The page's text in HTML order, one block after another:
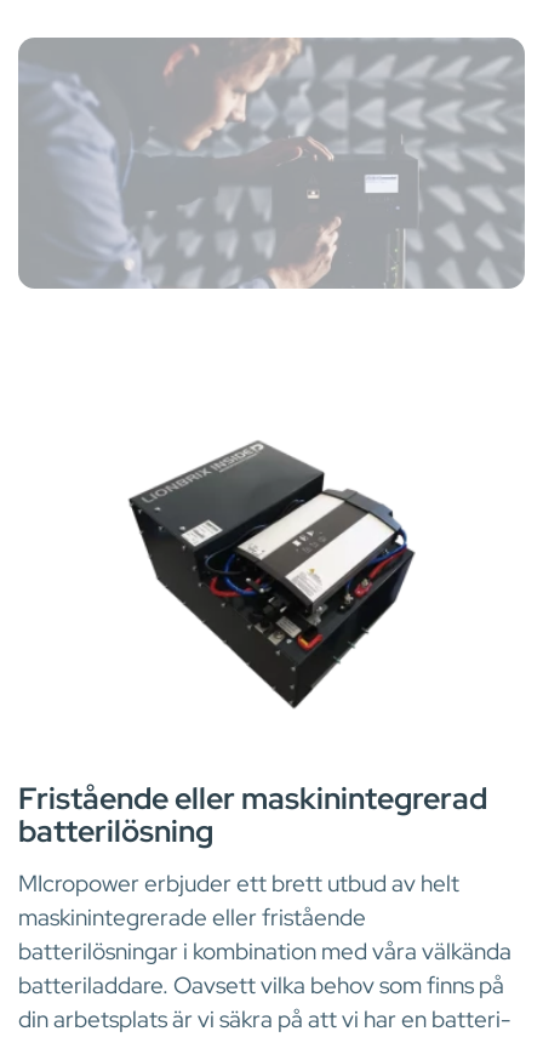
Fristående eller maskinintegrerad
batterilösning
MIcropower erbjuder ett brett utbud av helt
maskinintegrerade eller fristående
batterilösningar i kombination med våra välkända
batteriladdare. Oavsett vilka behov som finns på
din arbetsplats är vi säkra på att vi har en batteri-